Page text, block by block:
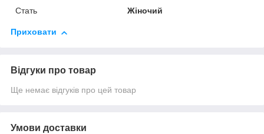
Стать
Жіночий
Приховати
Відгуки про товар
Ще немає відгуків про цей товар
Умови доставки